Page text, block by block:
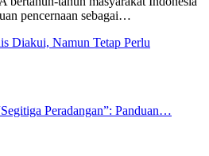
pencernaan sebagai…
Diakui, Namun Tetap Perlu
Peradangan”: Panduan…